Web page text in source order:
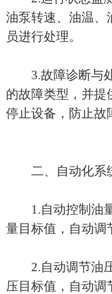
油泵转速、油温、
员进行处理。
3.故障诊断与处
的故障类型，并提
停止设备，防止故
二、自动化系
1.自动控制油量
量目标值，自动调
2.自动调节油压
压目标值，自动调